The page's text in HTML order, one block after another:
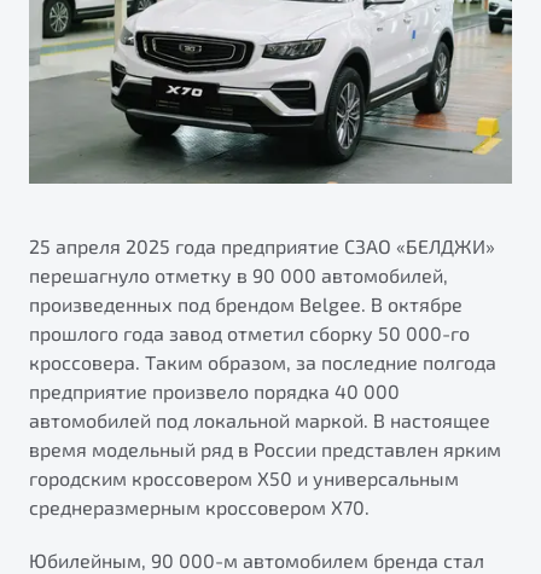
Яркий кроссовер
от 2 219 990 ₽*
S50
Элегантный и практичный седан
от 1 699 990 ₽*
Автокредит
Трейд-ин
Страхование
Расчет КАСКО
Узнайте о специальных выгодах при покупке
ПОДДЕРЖКА
Гарантия Belgee
Belgee Линк
Belgee Клуб
Реферальная программа
Клиентская поддержка
Помощь на дорогах
О дилерском центре
Правовая информация
25 апреля 2025 года предприятие СЗАО «БЕЛДЖИ»
перешагнуло отметку в 90 000 автомобилей,
произведенных под брендом Belgee. В октябре
прошлого года завод отметил сборку 50 000-го
кроссовера. Таким образом, за последние полгода
предприятие произвело порядка 40 000
автомобилей под локальной маркой. В настоящее
время модельный ряд в России представлен ярким
городским кроссовером Х50 и универсальным
среднеразмерным кроссовером Х70.
Юбилейным, 90 000-м автомобилем бренда стал